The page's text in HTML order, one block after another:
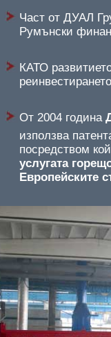
Част от ДУАЛ
Румънски
КАТО
От 2004 година
използва
посредством
услугата
Европейските